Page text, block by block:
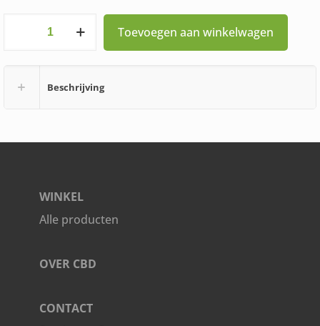
Schisandra
Holland
Capsules
Toevoegen aan winkelwagen
Beschrijving
WINKEL
Alle producten
OVER CBD
CONTACT